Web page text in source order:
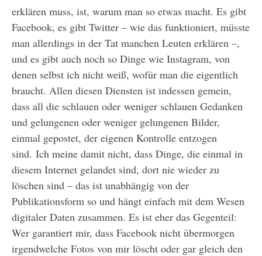
erklären muss, ist, warum man so etwas macht. Es gibt
Facebook, es gibt Twitter – wie das funktioniert, müsste
man allerdings in der Tat manchen Leuten erklären –,
und es gibt auch noch so Dinge wie Instagram, von
denen selbst ich nicht weiß, wofür man die eigentlich
braucht. Allen diesen Diensten ist indessen gemein,
dass all die schlauen oder weniger schlauen Gedanken
und gelungenen oder weniger gelungenen Bilder,
einmal gepostet, der eigenen Kontrolle entzogen
sind. Ich meine damit nicht, dass Dinge, die einmal in
diesem Internet gelandet sind, dort nie wieder zu
löschen sind – das ist unabhängig von der
Publikationsform so und hängt einfach mit dem Wesen
digitaler Daten zusammen. Es ist eher das Gegenteil:
Wer garantiert mir, dass Facebook nicht übermorgen
irgendwelche Fotos von mir löscht oder gar gleich den